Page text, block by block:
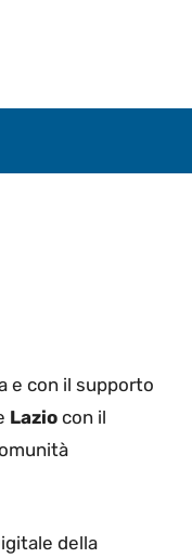
e con il supporto
Lazio con il
della